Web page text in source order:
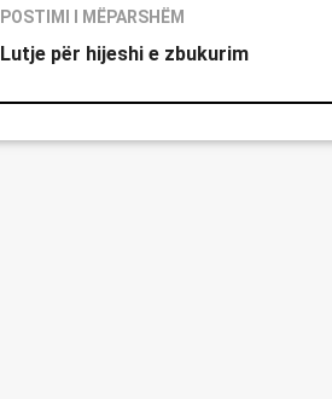
POSTIMI I MËPARSHËM
Lutje për hijeshi e zbukurim